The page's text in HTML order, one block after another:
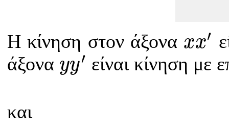
Η κίνηση στον άξονα xx′
x x′
άξονα yy′
yy′ είναι κίνηση με
και